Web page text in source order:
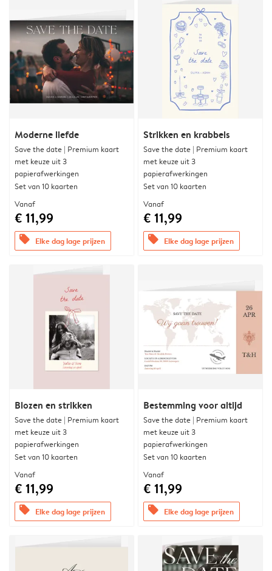
Moderne liefde
Save the date | Premium kaart
met keuze uit 3
papierafwerkingen
Set van 10 kaarten
Vanaf
€ 11,99
offers Elke dag lage prijzen
Strikken en krabbels
Save the date | Premium kaart
met keuze uit 3
papierafwerkingen
Set van 10 kaarten
Vanaf
€ 11,99
offers Elke dag lage prijzen
Blozen en strikken
Save the date | Premium kaart
met keuze uit 3
papierafwerkingen
Set van 10 kaarten
Vanaf
€ 11,99
offers Elke dag lage prijzen
Bestemming voor altijd
Save the date | Premium kaart
met keuze uit 3
papierafwerkingen
Set van 10 kaarten
Vanaf
€ 11,99
offers Elke dag lage prijzen